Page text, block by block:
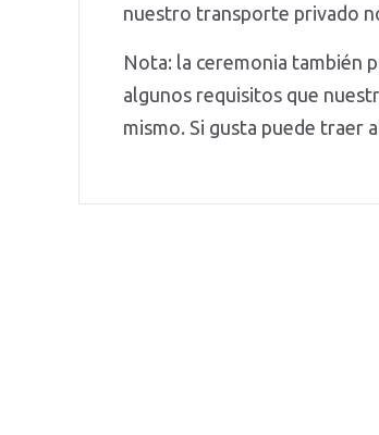
nuestro transporte privado
Nota: la ceremonia también
algunos requisitos que
mismo. Si gusta puede traer